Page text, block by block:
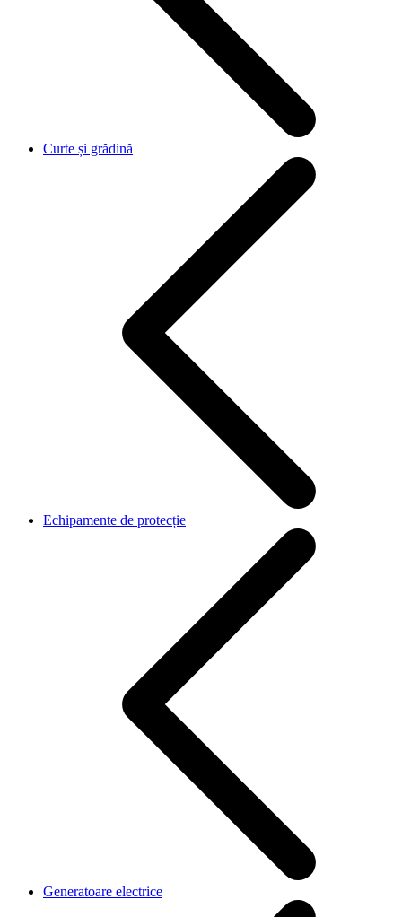
Curte și grădină
Echipamente de protecție
Generatoare electrice